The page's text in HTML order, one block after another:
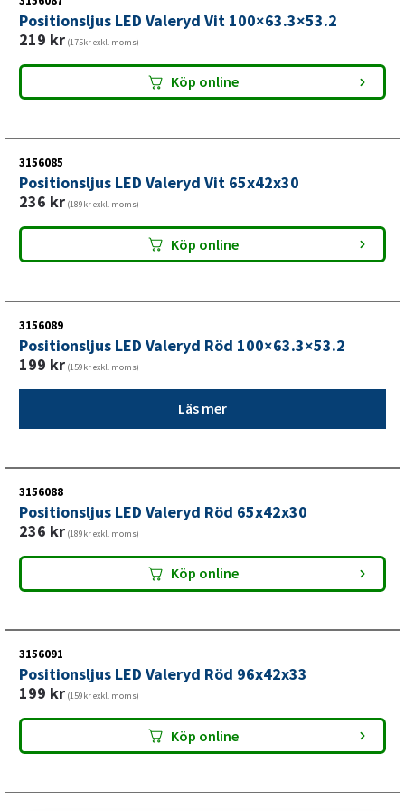
Denna LED-positionslykta används som positionsljus på
släpvagn och ger jämn och pålitlig ljusfunktion under drift.
LED-tekniken ger lång livslängd och låg underhållsnivå,
vilket minskar behovet av återkommande lampbyten.
Positionsljus LED Valeryd Vit 100×63.3×53.2
219 kr (175kr exkl. moms)
Köp online
3156085
Positionsljus LED Valeryd Vit 65x42x30
236 kr (189kr exkl. moms)
Köp online
3156089
Positionsljus LED Valeryd Röd 100×63.3×53.2
199 kr (159kr exkl. moms)
Läs mer
3156088
Positionsljus LED Valeryd Röd 65x42x30
236 kr (189kr exkl. moms)
Köp online
3156091
Positionsljus LED Valeryd Röd 96x42x33
199 kr (159kr exkl. moms)
Köp online